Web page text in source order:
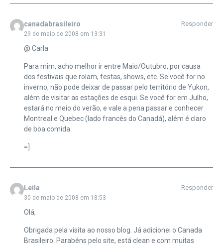
canadabrasileiro
29 de maio de 2008 em 13:31
Responder
@ Carla
Para mim, acho melhor ir entre Maio/Outubro, por causa
dos festivais que rolam, festas, shows, etc. Se você for no
inverno, não pode deixar de passar pelo território de Yukon,
além de visitar as estações de esqui. Se você for em Julho,
estará no meio do verão, e vale a pena passar e conhecer
Montreal e Quebec (lado francês do Canadá), além é claro
de boa comida.
=]
Leila
30 de maio de 2008 em 18:53
Responder
Olá,
Obrigada pela visita ao nosso blog. Já adicionei o Canada
Brasileiro. Parabéns pelo site, está clean e com muitas